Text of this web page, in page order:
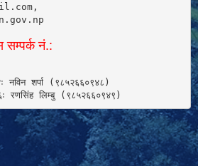
सम्पर्क नं.:
शर्पा (९८५२६६०९४८)
लिम्बु (९८५२६६०९४९)